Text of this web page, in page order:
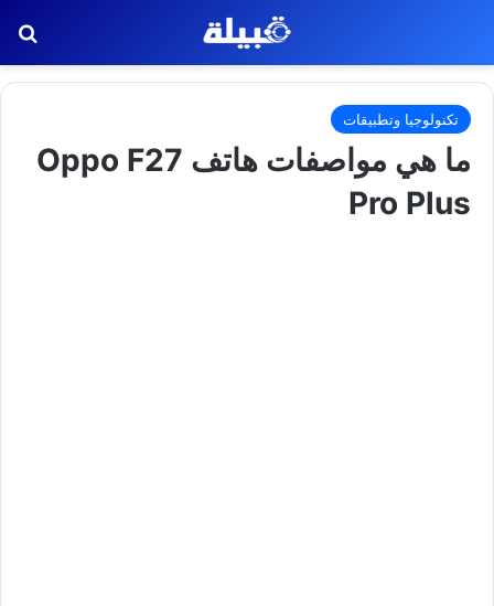
تكنولوجيا وتطبيقات
ما هي مواصفات هاتف Oppo F27
Pro Plus